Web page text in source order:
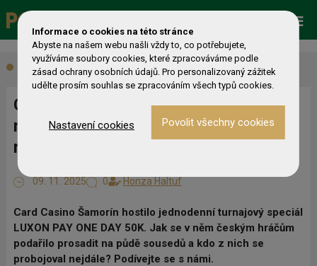
Aktuálně
Casino Šamorín: Čeští hráči bojovali
na turnaji LUXON PAY ONE DAY 50K,
nejlépe se dařilo Tomáši Sochorovi
09. 11. 2025 0 Honza Haltuf
Card Casino Šamorín hostilo jednodenní turnajový speciál
LUXON PAY ONE DAY 50K. Jak se v něm českým hráčům
podařilo prosadit na půdě sousedů a kdo z nich se
probojoval nejdále? Podívejte se s námi.
Informace o cookies na této stránce
Abyste na našem webu našli vždy to, co potřebujete,
využíváme soubory cookies, které zpracováváme podle
zásad ochrany osobních údajů. Pro personalizovaný zážitek
udělte prosím souhlas se zpracováním všech typů cookies.
Nastavení cookies